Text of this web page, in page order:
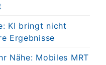
KI bringt nicht
Ergebnisse
Nähe: Mobiles MRT